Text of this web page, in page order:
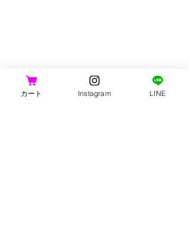
カート Instagram LINE